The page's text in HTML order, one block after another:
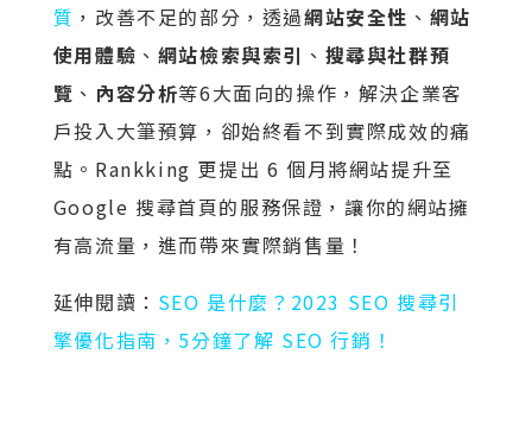
質 ，改善不足的部分，透過網站安全性 、 網站
使用體驗 、 網站檢索與索引 、 搜尋與社群預
覽 、 內容分析等6大面向的操作，解決企業客
戶投入大筆預算，卻始終看不到實際成效的痛
點。Rankking 更提出 6 個月將網站提升至
Google 搜尋首頁的服務保證，讓你的網站擁
有高流量，進而帶來實際銷售量！
延伸閱讀： SEO 是什麼？2023 SEO 搜尋引
擎優化指南，5分鐘了解 SEO 行銷！